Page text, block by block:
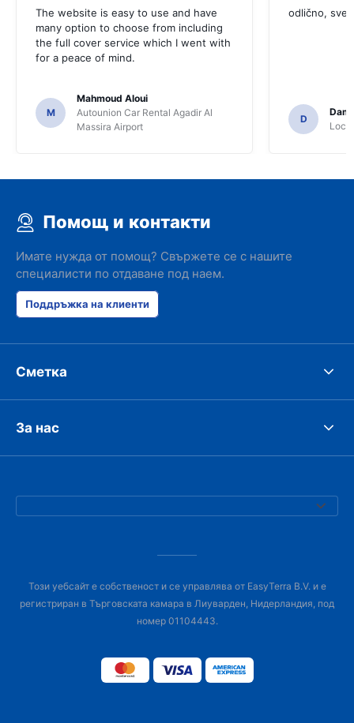
The website is easy to use and have
many option to choose from including
the full cover service which I went with
for a peace of mind.
M
Mahmoud Aloui
Autounion Car Rental Agadir Al
Massira Airport
odlično, sve
D
Помощ и контакти
Имате нужда от помощ? Свържете се с нашите
специалисти по отдаване под наем.
Поддръжка на клиенти
Сметка
За нас
Този уебсайт е собственост и се управлява от EasyTerra B.V. и е
регистриран в Търговската камара в Лиуварден, Нидерландия, под
номер 01104443.